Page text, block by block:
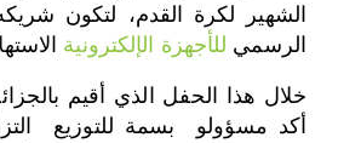
الشهير لكرة القدم، لتكون
الرسمي للأجهزة الإلكترونية
خلال هذا الحفل الذي أقيم
أكد مسؤولو بسمة للتوزيع